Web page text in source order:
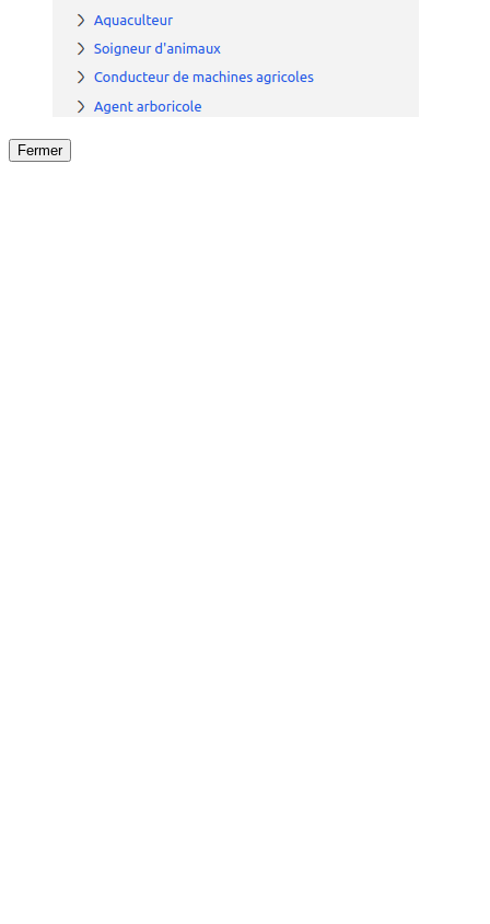
Fermer